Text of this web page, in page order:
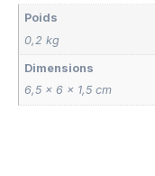
Poids
0,2 kg
Dimensions
6,5 × 6 × 1,5 cm